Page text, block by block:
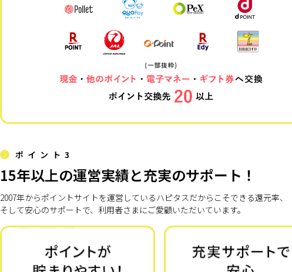
ポイント3
15年以上の運営実績と充実のサポート！
2007年からポイントサイトを運営しているハピタスだからこそできる還元率、
そして安心のサポートで、利用者さまにご愛顧いただいています。